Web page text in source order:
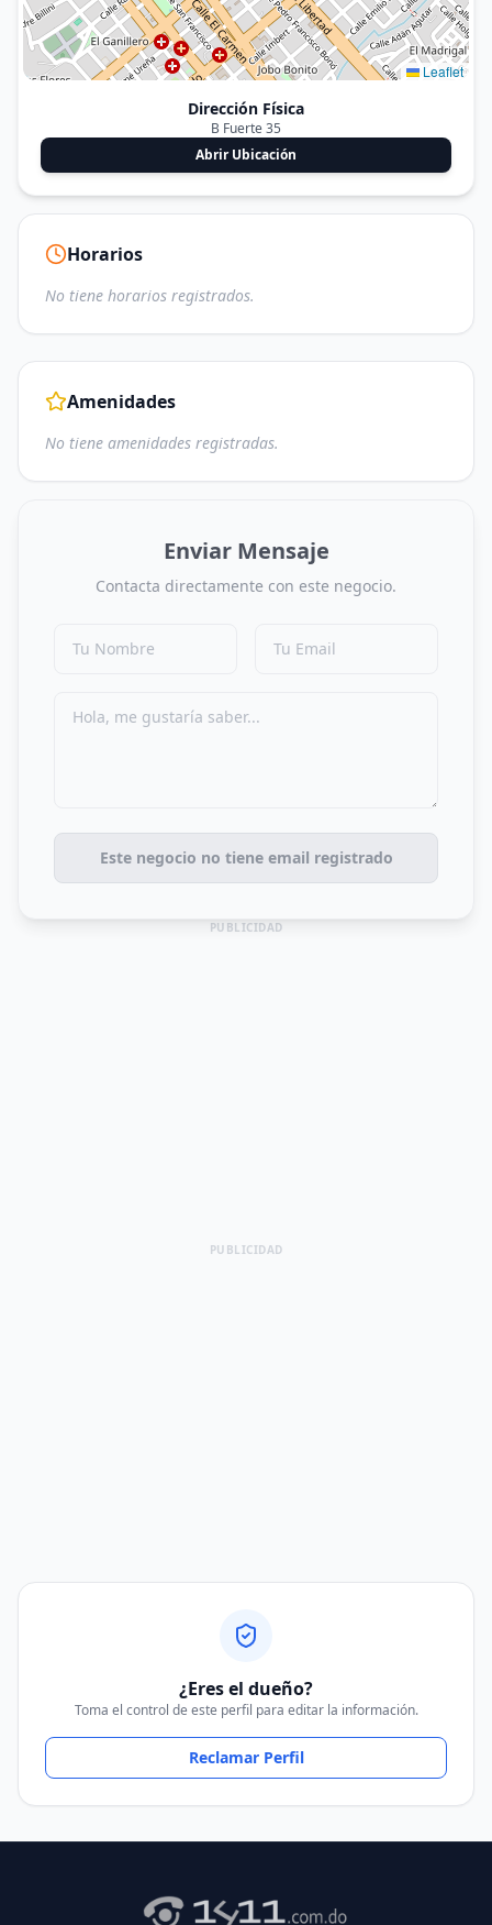
Leaflet
Dirección Física
B Fuerte 35
Abrir Ubicación
Horarios
No tiene horarios registrados.
Amenidades
No tiene amenidades registradas.
Enviar Mensaje
Contacta directamente con este negocio.
Este negocio no tiene email registrado
PUBLICIDAD
PUBLICIDAD
¿Eres el dueño?
Toma el control de este perfil para editar la información.
Reclamar Perfil